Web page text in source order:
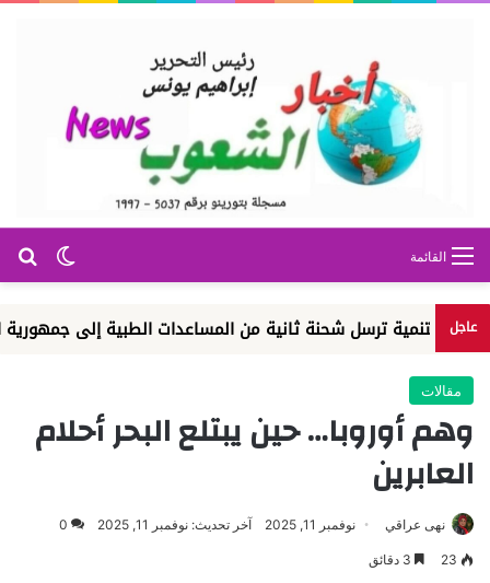
الوضع القائمة
عاجل ترسل شحنة ثانية من المساعدات الطبية إلى جمهورية الكونغو
مقالات
وهم أوروبا… حين يبتلع البحر أحلام
العابرين
نهى عراقي نوفمبر 11, 2025 آخر تحديث: نوفمبر 11, 2025 0
23